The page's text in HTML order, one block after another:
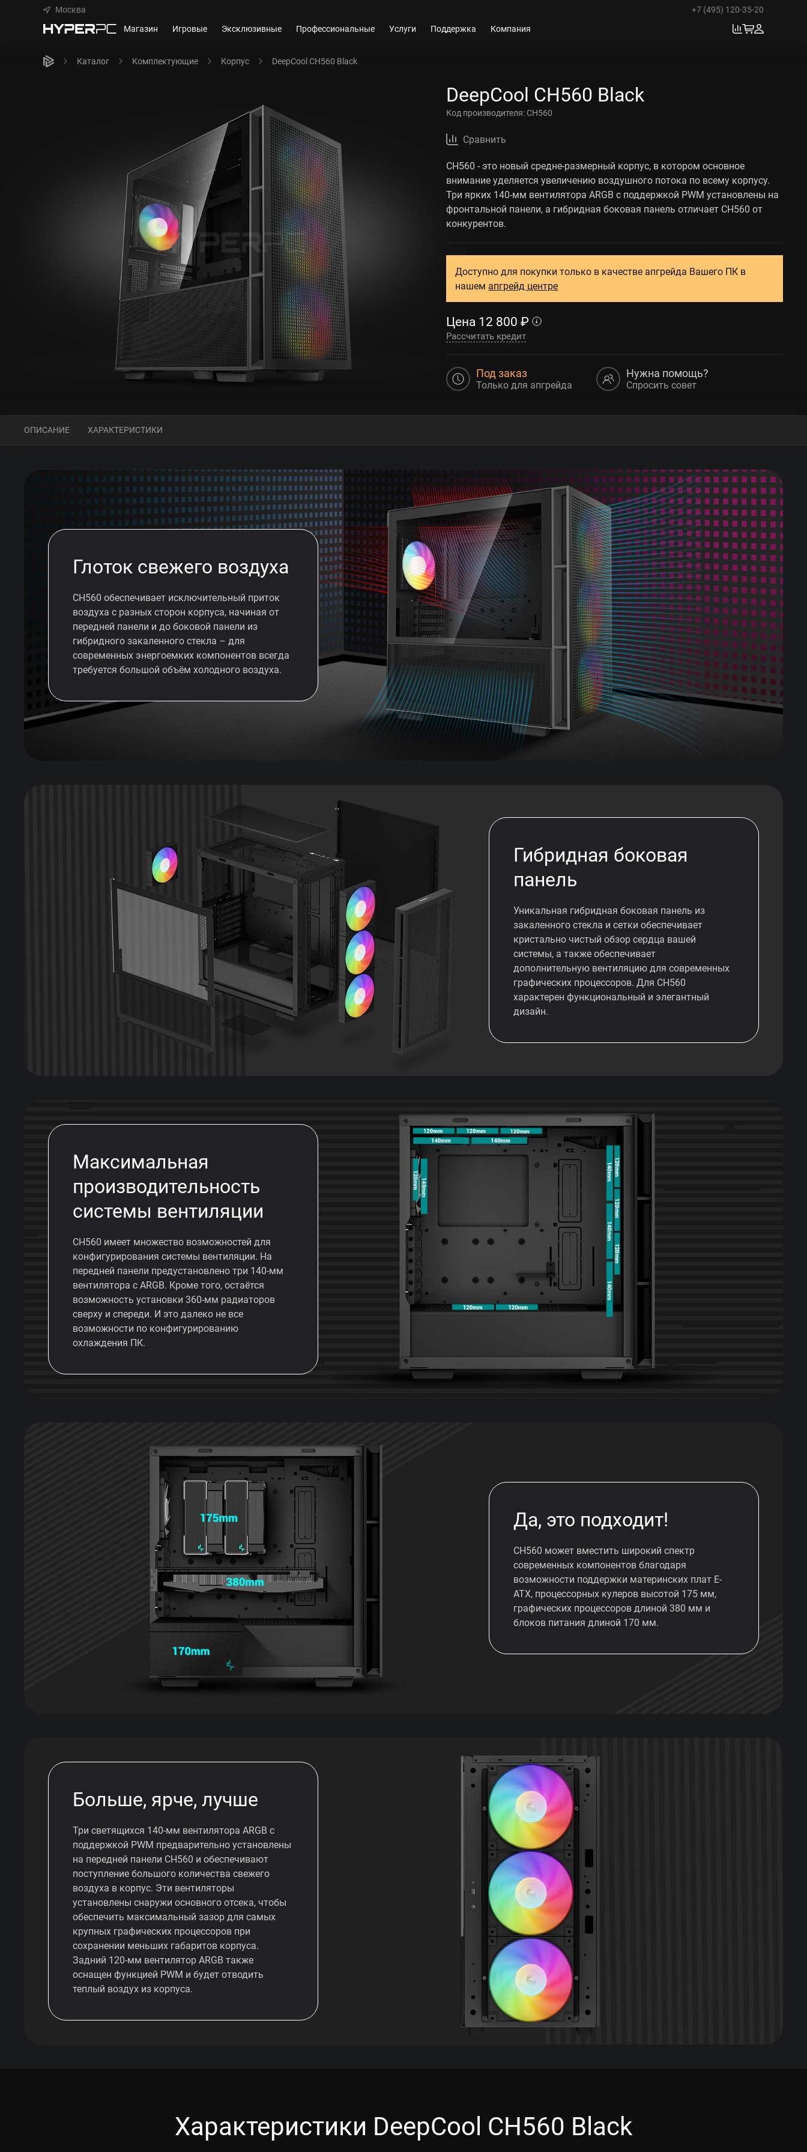
Москва
+7 (495) 120-35-20
Магазин
Игровые Эксклюзивные Профессиональные Услуги Поддержка Компания
Каталог Комплектующие Корпус DeepCool CH560 Black
DeepCool CH560 Black
Код производителя:CH560
Сравнить
CH560 - это новый средне-размерный корпус, в котором основное
внимание уделяется увеличению воздушного потока по всему корпусу.
Три ярких 140-мм вентилятора ARGB с поддержкой PWM установлены на
фронтальной панели, а гибридная боковая панель отличает CH560 от
конкурентов.
Доступно для покупки только в качестве апгрейда Вашего ПК в
нашем апгрейд центре
Цена 12 800 ₽
Рассчитать кредит
Под заказ
Только для апгрейда
Нужна помощь?
Спросить совет
ОПИСАНИЕ ХАРАКТЕРИСТИКИ
Глоток свежего воздуха
CH560 обеспечивает исключительный приток
воздуха с разных сторон корпуса, начиная от
передней панели и до боковой панели из
гибридного закаленного стекла – для
современных энергоемких компонентов всегда
требуется большой объём холодного воздуха.
Гибридная боковая
панель
Уникальная гибридная боковая панель из
закаленного стекла и сетки обеспечивает
кристально чистый обзор сердца вашей
системы, а также обеспечивает
дополнительную вентиляцию для современных
графических процессоров. Для CH560
характерен функциональный и элегантный
дизайн.
Максимальная
производительность
системы вентиляции
CH560 имеет множество возможностей для
конфигурирования системы вентиляции. На
передней панели предустановлено три 140-мм
вентилятора с ARGB. Кроме того, остаётся
возможность установки 360-мм радиаторов
сверху и спереди. И это далеко не все
возможности по конфигурированию
охлаждения ПК.
Да, это подходит!
CH560 может вместить широкий спектр
современных компонентов благодаря
возможности поддержки материнских плат E-
ATX, процессорных кулеров высотой 175 мм,
графических процессоров длиной 380 мм и
блоков питания длиной 170 мм.
Больше, ярче, лучше
Три светящихся 140-мм вентилятора ARGB с
поддержкой PWM предварительно установлены
на передней панели CH560 и обеспечивают
поступление большого количества свежего
воздуха в корпус. Эти вентиляторы
установлены снаружи основного отсека, чтобы
обеспечить максимальный зазор для самых
крупных графических процессоров при
сохранении меньших габаритов корпуса.
Задний 120-мм вентилятор ARGB также
оснащен функцией PWM и будет отводить
теплый воздух из корпуса.
Характеристики DeepCool CH560 Black